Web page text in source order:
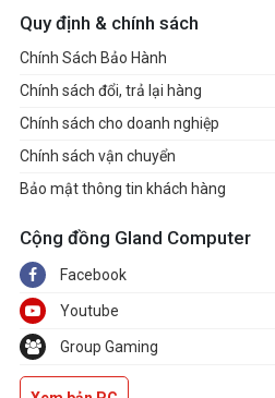
Quy định & chính sách
Chính Sách Bảo Hành
Chính sách đổi, trả lại hàng
Chính sách cho doanh nghiệp
Chính sách vận chuyển
Bảo mật thông tin khách hàng
Cộng đồng Gland Computer
Facebook
Youtube
Group Gaming